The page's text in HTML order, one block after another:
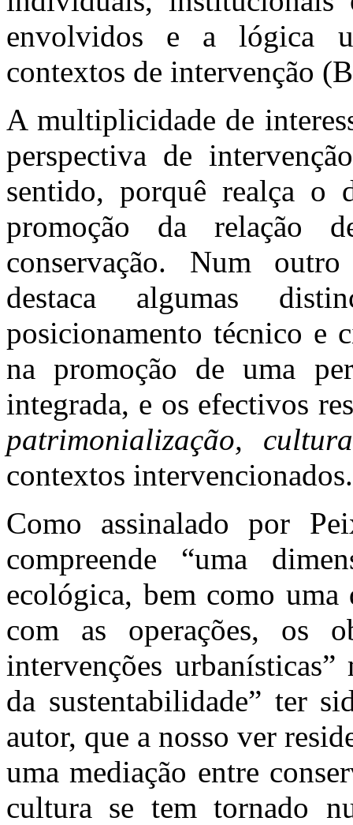
envolvidos e a lógica
contextos de intervenção
A multiplicidade de
perspectiva de
sentido, porquê realça o
promoção da relação
conservação. Num
destaca algumas
posicionamento técnico e
na promoção de uma
integrada, e os efectivos
patrimonialização,
contextos intervencionados.
Como assinalado por
compreende “uma
ecológica, bem como uma
com as operações, os
intervenções
da sustentabilidade” ter
autor, que a nosso ver
uma mediação entre
cultura se tem tornado